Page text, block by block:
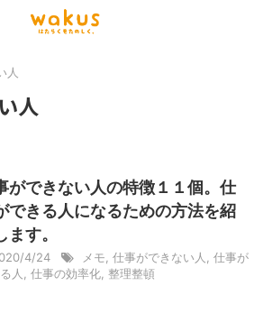
人
人
ができない人の特徴１１個。仕
できる人になるための方法を紹
ます。
4/24 メモ 仕事ができない人
仕事が
人
仕事の効率化 整理整頓